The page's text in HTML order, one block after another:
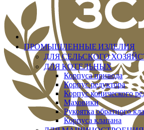
ПРОМЫШЛЕННЫЕ ИЗДЕЛИЯ
ДЛЯ СЕЛЬСКОГО
ДЛЯ КОТЕЛЬНЫХ
Корпуса привода
Корпус редуктора
Корпус конического
Маховики
Рукоятка обратного
Корпуса клапана